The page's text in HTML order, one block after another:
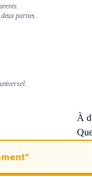
parties.
À